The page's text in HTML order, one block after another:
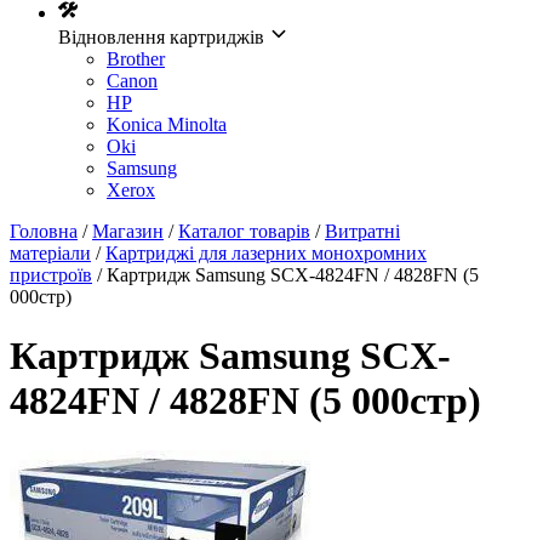
Відновлення картриджів
Brother
Canon
HP
Konica Minolta
Oki
Samsung
Xerox
Головна /Магазин /Каталог товарів /Витратні
матеріали /Картриджі для лазерних монохромних
пристроїв / Картридж Samsung SCX-4824FN / 4828FN (5
000стр)
Картридж Samsung SCX-
4824FN / 4828FN (5 000стр)